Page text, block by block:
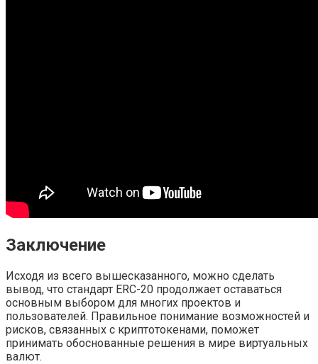
Заключение
Исходя из всего вышесказанного, можно сделать
вывод, что стандарт ERC-20 продолжает оставаться
основным выбором для многих проектов и
пользователей. Правильное понимание возможностей и
рисков, связанных с криптотокенами, поможет
принимать обоснованные решения в мире виртуальных
валют.